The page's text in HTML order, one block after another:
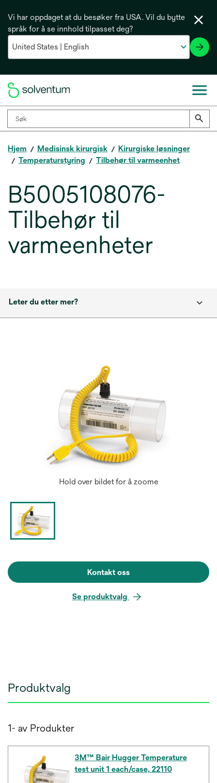
Vi har oppdaget at du besøker fra USA. Vil du bytte
språk for å se innhold tilpasset deg?
Hjem Medisinsk kirurgisk
Kirurgiske løsninger
Temperaturstyring
Tilbehør til varmeenhet
B5005108076-
Tilbehør til
varmeenheter
Leter du etter mer?
Hold over bildet for å zoome
Kontakt oss
Se produktvalg
Produktvalg
1- av Produkter
3M™ Bair Hugger Temperature
test unit 1 each/case, 22110